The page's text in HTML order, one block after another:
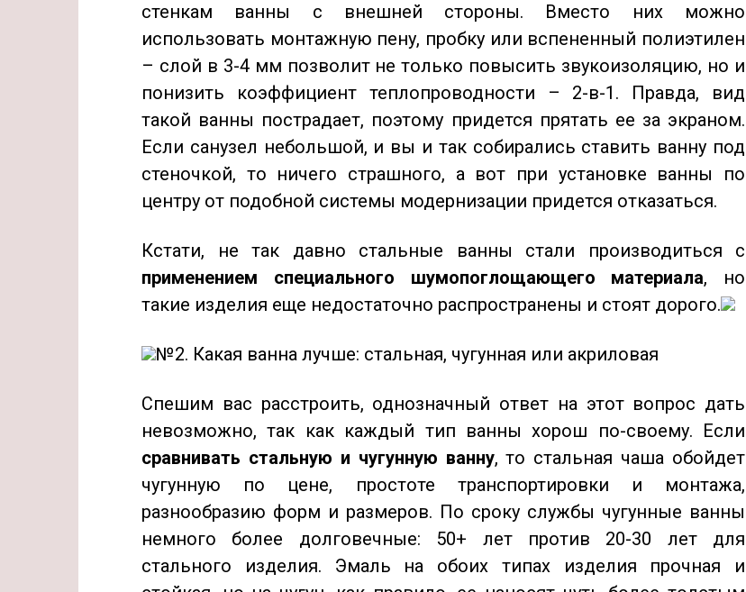
стенкам ванны с внешней стороны. Вместо них можно
использовать монтажную пену, пробку или вспененный полиэтилен
– слой в 3-4 мм позволит не только повысить звукоизоляцию, но и
понизить коэффициент теплопроводности – 2-в-1. Правда, вид
такой ванны пострадает, поэтому придется прятать ее за экраном.
Если санузел небольшой, и вы и так собирались ставить ванну под
стеночкой, то ничего страшного, а вот при установке ванны по
центру от подобной системы модернизации придется отказаться.
Кстати, не так давно стальные ванны стали производиться с
применением специального шумопоглощающего материала, но
такие изделия еще недостаточно распространены и стоят дорого.
№2. Какая ванна лучше: стальная, чугунная или акриловая
Спешим вас расстроить, однозначный ответ на этот вопрос дать
невозможно, так как каждый тип ванны хорош по-своему. Если
сравнивать стальную и чугунную ванну, то стальная чаша обойдет
чугунную по цене, простоте транспортировки и монтажа,
разнообразию форм и размеров. По сроку службы чугунные ванны
немного более долговечные: 50+ лет против 20-30 лет для
стального изделия. Эмаль на обоих типах изделия прочная и